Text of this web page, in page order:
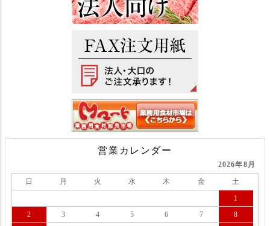
営業カレンダー
2026年8月
日 月 火 水 木 金
土
1
2
3 4 5 6 7
8